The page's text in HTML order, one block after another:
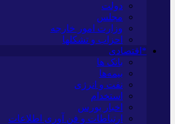
دولت
مجلس
وزارت امور خارجه
احزاب و تشکلها
*اقتصادی
بانک ها
بیمه‌ها
نفت و انرژی
استخدام
اخبار بورس
ارتباطات و فن آوری اطلاعات